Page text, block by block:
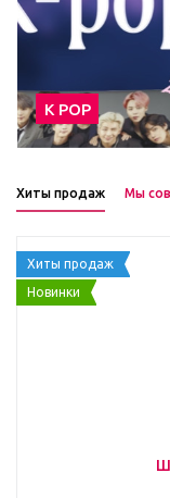
К POP
Хиты продаж Мы
Хиты продаж
Новинки